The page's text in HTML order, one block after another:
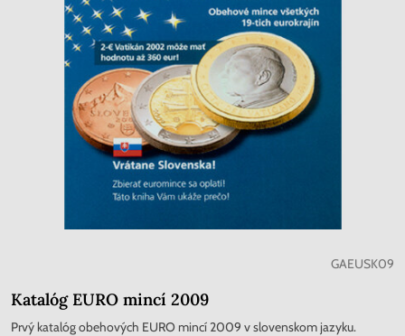
GAEUSK09
Katalóg EURO mincí 2009
Prvý katalóg obehových EURO mincí 2009 v slovenskom jazyku.